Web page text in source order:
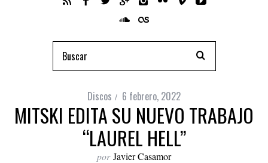
Discos 6 febrero, 2022
MITSKI EDITA SU NUEVO TRABAJO
“LAUREL HELL”
por Javier Casamor